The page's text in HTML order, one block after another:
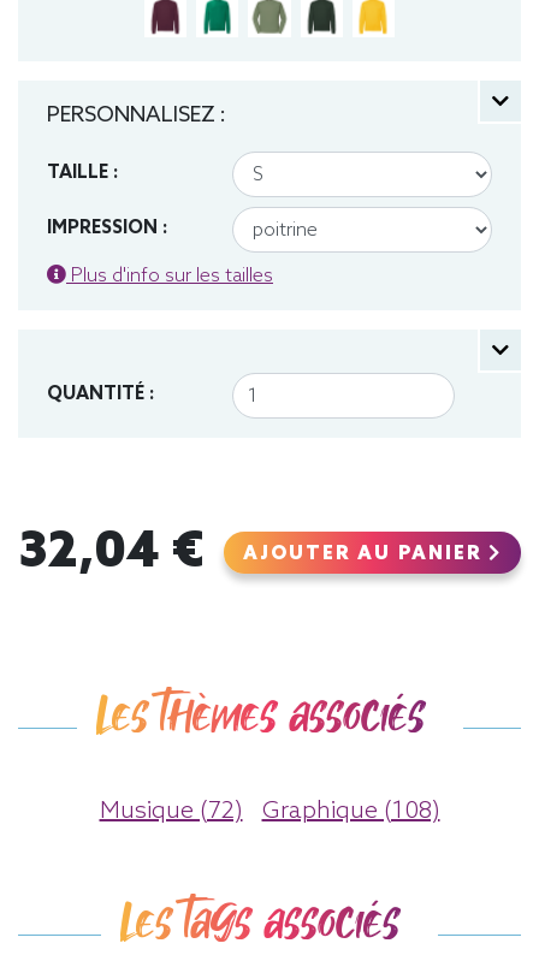
PERSONNALISEZ :
TAILLE :
IMPRESSION :
Plus d'info sur les tailles
QUANTITÉ :
32,04 € AJOUTER AU PANIER
Les thèmes associés
Musique (72) Graphique (108)
Les tags associés